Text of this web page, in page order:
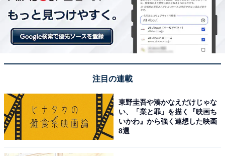
※掲載されている情報は記事公開時のものです。あらか
また、記事中の宿泊プランを予約すると、売上の一部が
オールアバウトに還元されることがあります。
この記事の執筆者： All About ニュース お買
いもの部
注目の連載
東野圭吾や湊かなえだけじゃな
い、「業と罪」を描く『映画ち
いかわ』から強く連想した映画
8選